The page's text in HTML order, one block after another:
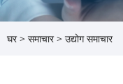
घर > समाचार> उद्योग समाचार